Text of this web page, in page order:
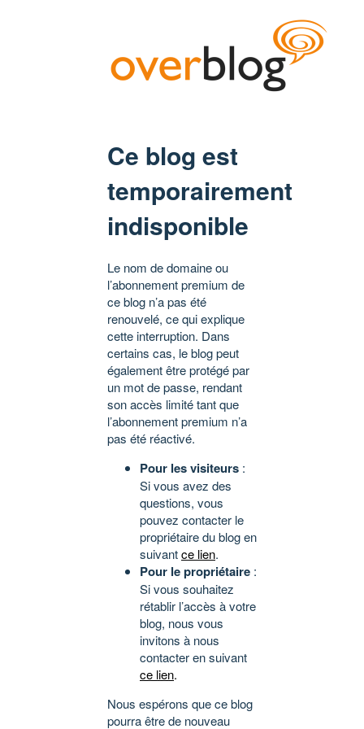
Ce blog est
temporairement
indisponible
Le nom de domaine ou
l’abonnement premium de
ce blog n’a pas été
renouvelé, ce qui explique
cette interruption. Dans
certains cas, le blog peut
également être protégé par
un mot de passe, rendant
son accès limité tant que
l’abonnement premium n’a
pas été réactivé.
Pour les visiteurs :
Si vous avez des
questions, vous
pouvez contacter le
propriétaire du blog en
suivantce lien.
Pour le propriétaire :
Si vous souhaitez
rétablir l’accès à votre
blog, nous vous
invitons à nous
contacter en suivant
ce lien.
Nous espérons que ce blog
pourra être de nouveau